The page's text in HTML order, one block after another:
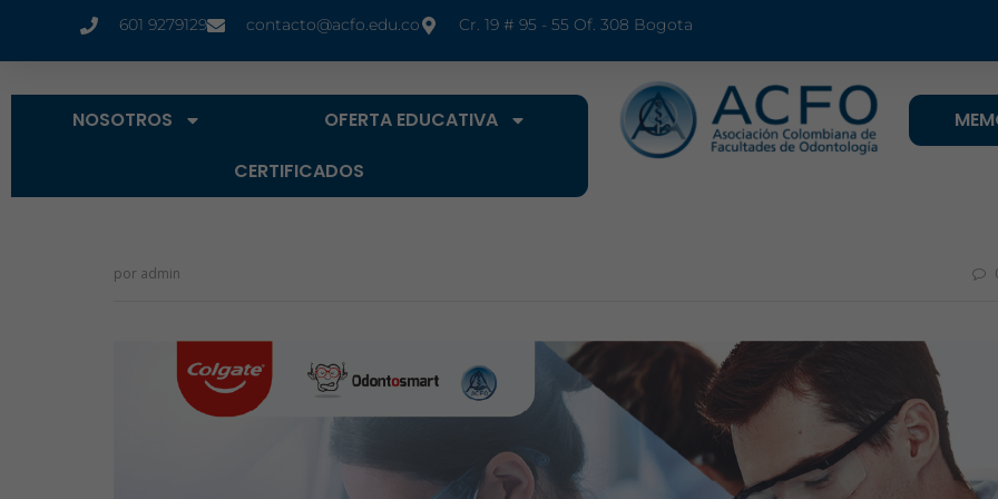
601 9279129 contacto@acfo.edu.co Cr. 19 # 95 - 55 Of. 308 Bogota
NOSOTROS
OFERTA EDUCATIVA
CERTIFICADOS
por admin